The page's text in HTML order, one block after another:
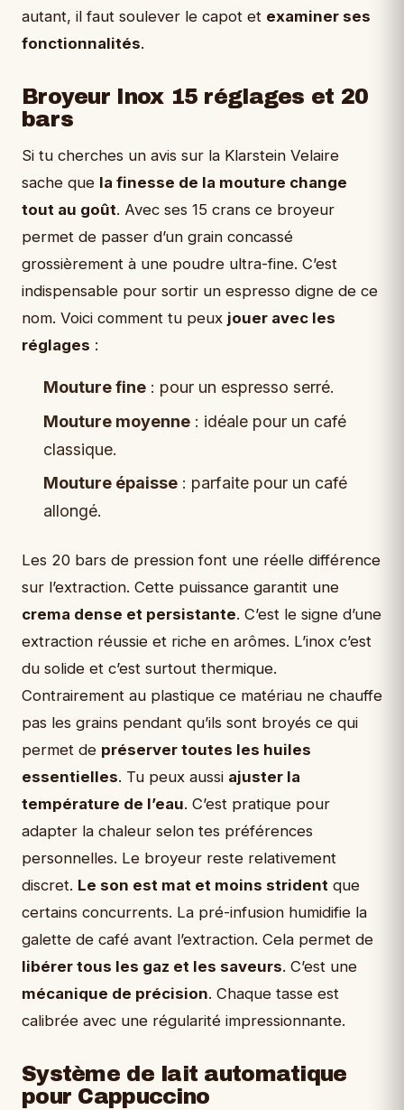
autant, il faut soulever le capot et examiner ses
fonctionnalités.
Broyeur Inox 15 réglages et 20
bars
Si tu cherches un avis sur la Klarstein Velaire
sache que la finesse de la mouture change
tout au goût. Avec ses 15 crans ce broyeur
permet de passer d’un grain concassé
grossièrement à une poudre ultra-fine. C’est
indispensable pour sortir un espresso digne de ce
nom. Voici comment tu peux jouer avec les
réglages :
Mouture fine : pour un espresso serré.
Mouture moyenne : idéale pour un café
classique.
Mouture épaisse : parfaite pour un café
allongé.
Les 20 bars de pression font une réelle différence
sur l’extraction. Cette puissance garantit une
crema dense et persistante. C’est le signe d’une
extraction réussie et riche en arômes. L’inox c’est
du solide et c’est surtout thermique.
Contrairement au plastique ce matériau ne chauffe
pas les grains pendant qu’ils sont broyés ce qui
permet de préserver toutes les huiles
essentielles. Tu peux aussi ajuster la
température de l’eau. C’est pratique pour
adapter la chaleur selon tes préférences
personnelles. Le broyeur reste relativement
discret. Le son est mat et moins strident que
certains concurrents. La pré-infusion humidifie la
galette de café avant l’extraction. Cela permet de
libérer tous les gaz et les saveurs. C’est une
mécanique de précision. Chaque tasse est
calibrée avec une régularité impressionnante.
Système de lait automatique
pour Cappuccino